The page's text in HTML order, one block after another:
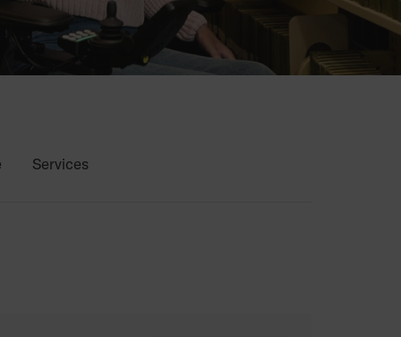
Services